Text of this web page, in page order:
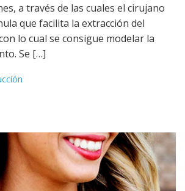
a través de las cuales el cirujano
que facilita la extracción del
lo cual se consigue modelar la
Se […]